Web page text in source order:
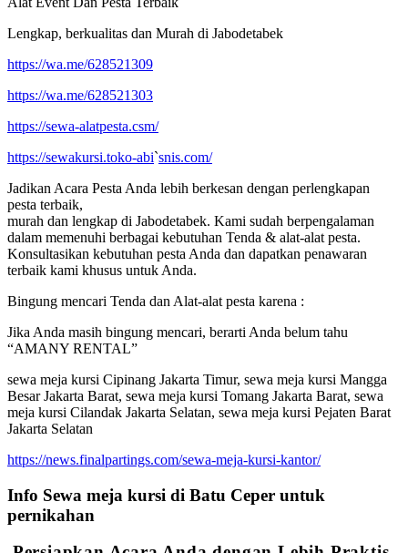
Lengkap, berkualitas dan Murah di Jabodetabek
https://wa.me/628521309
https://wa.me/628521303
https://sewa-alatpesta.csm/
https://sewakursi.toko-abi`snis.com/
Jadikan Acara Pesta Anda lebih berkesan dengan perlengkapan
pesta terbaik,
murah dan lengkap di Jabodetabek. Kami sudah berpengalaman
dalam memenuhi berbagai kebutuhan Tenda & alat-alat pesta.
Konsultasikan kebutuhan pesta Anda dan dapatkan penawaran
terbaik kami khusus untuk Anda.
Bingung mencari Tenda dan Alat-alat pesta karena :
Jika Anda masih bingung mencari, berarti Anda belum tahu
“AMANY RENTAL”
sewa meja kursi Cipinang Jakarta Timur, sewa meja kursi Mangga
Besar Jakarta Barat, sewa meja kursi Tomang Jakarta Barat, sewa
meja kursi Cilandak Jakarta Selatan, sewa meja kursi Pejaten Barat
Jakarta Selatan
https://news.finalpartings.com/sewa-meja-kursi-kantor/
Info Sewa meja kursi di Batu Ceper untuk
pernikahan